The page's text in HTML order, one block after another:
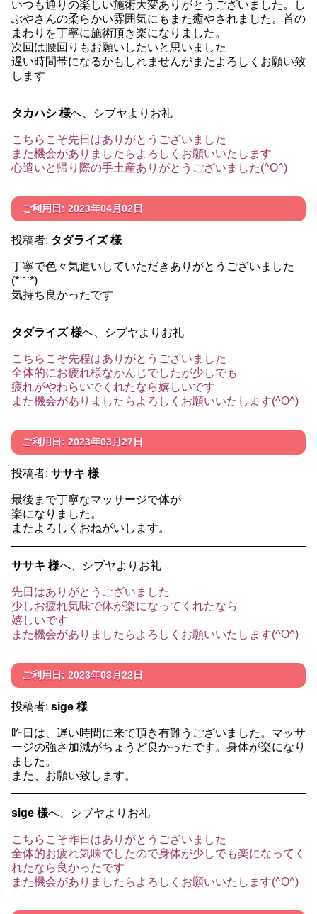
いつも通りの楽しい施術大変ありがとうございました。し
ぶやさんの柔らかい雰囲気にもまた癒やされました。首の
まわりを丁寧に施術頂き楽になりました。
次回は腰回りもお願いしたいと思いました
遅い時間帯になるかもしれませんがまたよろしくお願い致
します
タカハシ 様へ、シブヤよりお礼
こちらこそ先日はありがとうございました
また機会がありましたらよろしくお願いいたします
心遣いと帰り際の手土産ありがとうございました(^O^)
ご利用日: 2023年04月02日
投稿者: タダライズ 様
丁寧で色々気遣いしていただきありがとうございました
(*ˊ˘ˋ*)
気持ち良かったです
タダライズ 様へ、シブヤよりお礼
こちらこそ先程はありがとうございました
全体的にお疲れ様なかんじでしたが少しでも
疲れがやわらいでくれたなら嬉しいです
また機会がありましたらよろしくお願いいたします(^O^)
ご利用日: 2023年03月27日
投稿者: ササキ 様
最後まで丁寧なマッサージで体が
楽になりました。
またよろしくおねがいします。
ササキ 様へ、シブヤよりお礼
先日はありがとうございました
少しお疲れ気味で体が楽になってくれたなら
嬉しいです
また機会がありましたらよろしくお願いいたします(^O^)
ご利用日: 2023年03月22日
投稿者: sige 様
昨日は、遅い時間に来て頂き有難うございました。マッサ
ージの強さ加減がちょうど良かったです。身体が楽になり
ました。
また、お願い致します。
sige 様へ、シブヤよりお礼
こちらこそ昨日はありがとうございました
全体的お疲れ気味でしたので身体が少しでも楽になってく
れたなら良かったです
また機会がありましたらよろしくお願いいたします(^O^)